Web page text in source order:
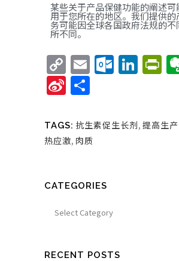
某些关于产品保健功能的阐述可
用于您所在的地区。我们提供的
务可能因全球各国政府法规的不
所不同。
Copy
Link
Email
Sina
Weibo
TAGS: 抗生素促生长剂, 提高生
热应激, 肉质
CATEGORIES
RECENT POSTS